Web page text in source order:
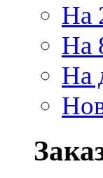
На
На
На